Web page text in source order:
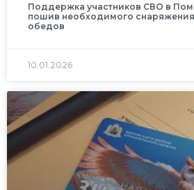
Поддержка участников СВО в
пошив необходимого
обедов
10.01.2026